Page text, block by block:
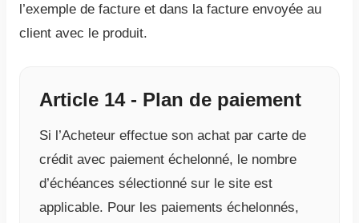
l’exemple de facture et dans la facture envoyée au
client avec le produit.
Article 14 - Plan de paiement
Si l’Acheteur effectue son achat par carte de
crédit avec paiement échelonné, le nombre
d’échéances sélectionné sur le site est
applicable. Pour les paiements échelonnés,